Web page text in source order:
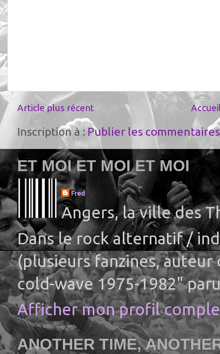
Article plus récent
Inscription à :Publier les
ET MOI ET MOI ET MOI
Fred
Angers, la ville des
Dans le rock alternatif /
(plusieurs fanzines, auteur
cold-wave 1975-1982"
Afficher mon profil
ANOTHER TIME,